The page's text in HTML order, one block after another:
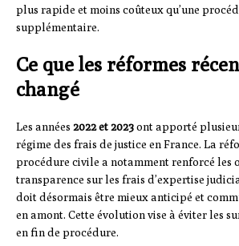
plus rapide et moins coûteux qu’une
supplémentaire.
Ce que les réformes
changé
Les années 2022 et 2023ont apporté
régime des frais de justice en France. La
procédure civile a notamment renforcé les
transparence sur les frais d’expertise
doit désormais être mieux anticipé et
en amont. Cette évolution vise à éviter les
en fin de procédure.